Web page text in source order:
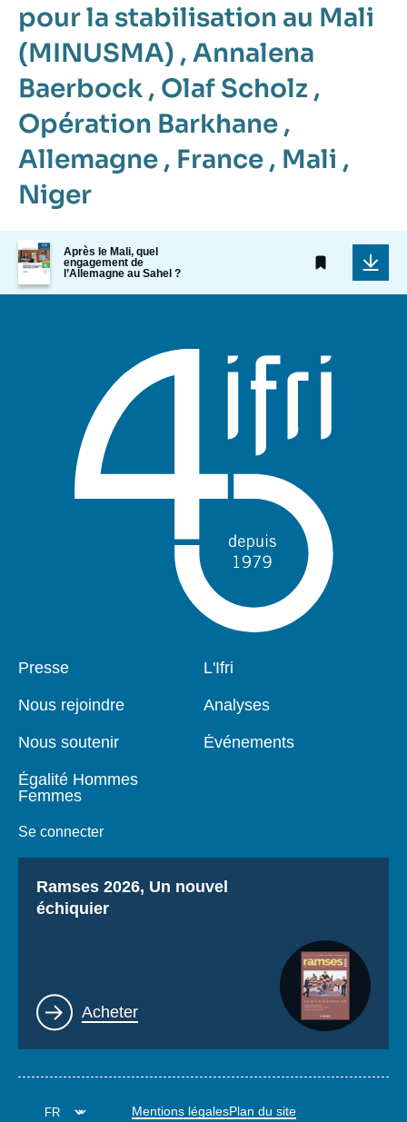
pour la stabilisation au Mali
(MINUSMA) , Annalena
Baerbock , Olaf Scholz ,
Opération Barkhane ,
Allemagne , France , Mali ,
Niger
Image
de
couverture
de
Après le Mali, quel
engagement de
l’Allemagne au Sahel ?
Pied
Presse
Nous rejoindre
Nous soutenir
Égalité Hommes
Femmes
Se connecter
Navigation
L'Ifri
Analyses
Événements
Titre
Ramses 2026, Un nouvel
échiquier
Lien
Acheter
Mentions légalesPlan du site